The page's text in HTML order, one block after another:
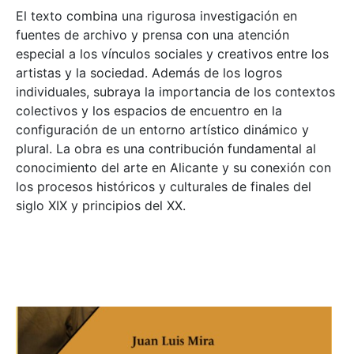
El texto combina una rigurosa investigación en
fuentes de archivo y prensa con una atención
especial a los vínculos sociales y creativos entre los
artistas y la sociedad. Además de los logros
individuales, subraya la importancia de los contextos
colectivos y los espacios de encuentro en la
configuración de un entorno artístico dinámico y
plural. La obra es una contribución fundamental al
conocimiento del arte en Alicante y su conexión con
los procesos históricos y culturales de finales del
siglo XIX y principios del XX.